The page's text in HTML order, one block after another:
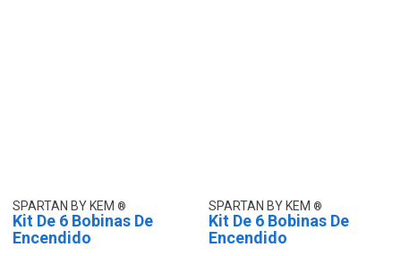
SPARTAN BY KEM
Kit De 6 Bobinas De
Encendido
SPARTAN BY KEM
Kit De 6 Bobinas De
Encendido